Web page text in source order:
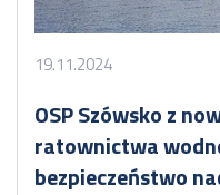
19.11.2024
OSP Szówsko z
ratownictwa
bezpieczeństwo